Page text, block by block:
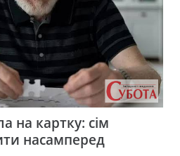
на картку: сім
насамперед